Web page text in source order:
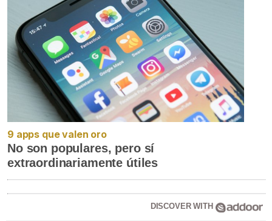
9 apps que valen oro
No son populares, pero sí
extraordinariamente útiles
DISCOVER WITH